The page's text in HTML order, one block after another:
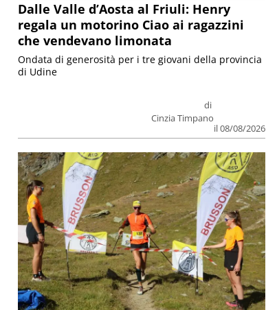
Dalle Valle d’Aosta al Friuli: Henry
regala un motorino Ciao ai ragazzini
che vendevano limonata
di
Cinzia Timpano
il 08/08/2026
Ondata di generosità per i tre giovani della provincia
di Udine